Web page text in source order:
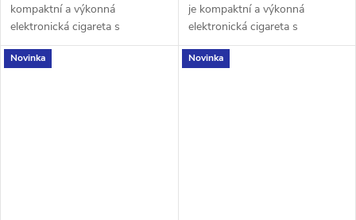
kompaktní a výkonná
elektronická cigareta s
předplněnou cartridgí o objemu
2ml.
je kompaktní a výkonná
elektronická cigareta s
předplněnou cartridgí o objemu
2ml.
Novinka Novinka